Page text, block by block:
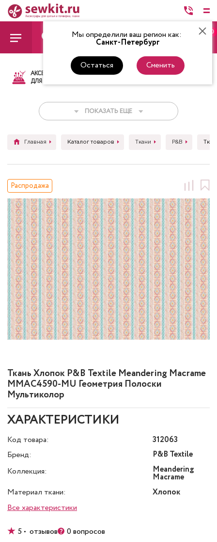
Мы определили ваш регион как:
Санкт-Петербург
Остаться Сменить
0
АКСЕССУАРЫ
ДЛЯ ШИТЬЯ
ТКАНИ НИТКИ
ПОКАЗАТЬ ЕЩЕ
Главная Каталог товаров Ткани P&B
Ткань Хлопок P&B Textile Meandering Macrame
MMAC4590-MU Геометрия Полоски
Мультиколор
Распродажа
ХАРАКТЕРИСТИКИ
Код товара:
312063
Бренд:
P&B Textile
Коллекция:
Meandering
Macrame
Материал ткани:
Хлопок
Все характеристики
5 • отзывов 0 вопросов